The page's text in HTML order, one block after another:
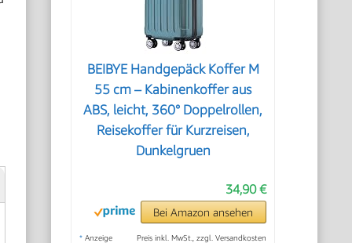
BEIBYE Handgepäck Koffer M
55 cm – Kabinenkoffer aus
ABS, leicht, 360° Doppelrollen,
Reisekoffer für Kurzreisen,
Dunkelgruen
34,90 €
Bei Amazon ansehen
* Anzeige Preis inkl. MwSt., zzgl. Versandkosten